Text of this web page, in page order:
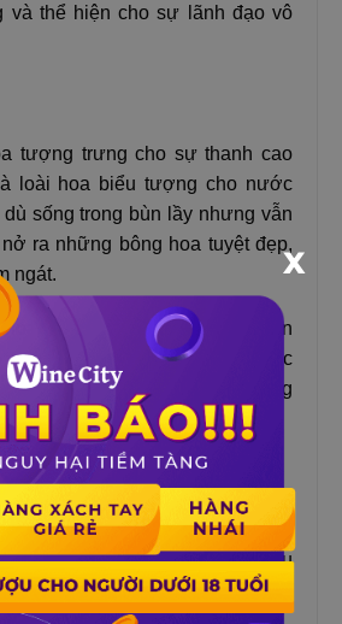
và thể hiện cho sự lãnh đạo vô
tượng trưng cho sự thanh cao
loài hoa biểu tượng cho nước
sống trong bùn lầy nhưng vẫn
ra những bông hoa tuyệt đẹp,
ngát.
hoa sen là loài hoa mang đến
quý và thể hiện cho những đức
người như lòng vị tha, bao dung
sen
một món quà tặng rất tuyệt vời.
cho sự dư dả, tài lộc và sự giàu
X